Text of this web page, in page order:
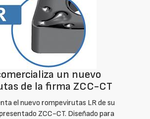
un nuevo
de la firma ZCC-CT
el nuevo rompevirutas LR de su
ZCC-CT. Diseñado para